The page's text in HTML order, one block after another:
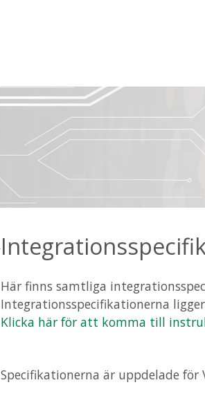
Här finns samtliga
Integrationsspecifikationerna
Klicka här för att komma till
Specifikationerna är uppdelade för